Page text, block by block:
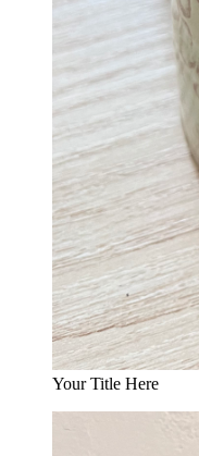
Your Title Here